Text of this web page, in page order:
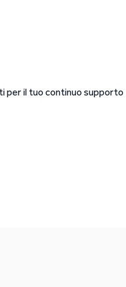
per il tuo continuo supporto